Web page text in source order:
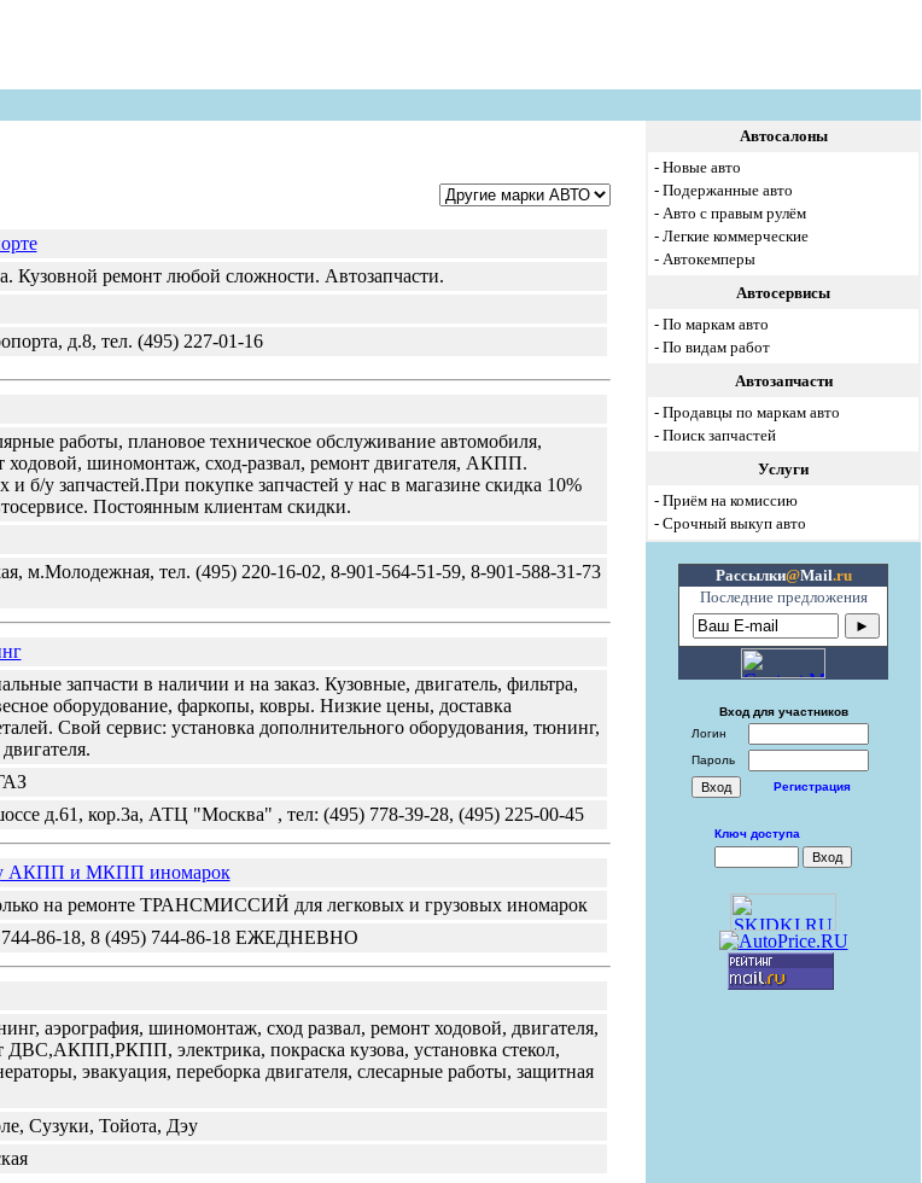
Кузовной ремонт любой сложности. Автозапчасти.
д.8, тел. (495) 227-01-16
работы, плановое техническое обслуживание автомобиля,
ходовой, шиномонтаж, сход-развал, ремонт двигателя, АКПП.
б/у запчастей.При покупке запчастей у нас в магазине скидка 10%
Постоянным клиентам скидки.
м.Молодежная, тел. (495) 220-16-02, 8-901-564-51-59, 8-901-588-31-73
запчасти в наличии и на заказ. Кузовные, двигатель, фильтра,
оборудование, фаркопы, ковры. Низкие цены, доставка
Свой сервис: установка дополнительного оборудования, тюнинг,
д.61, кор.3а, АТЦ "Москва" , тел: (495) 778-39-28, (495) 225-00-45
АКПП и МКПП иномарок
на ремонте ТРАНСМИССИЙ для легковых и грузовых иномарок
744-86-18, 8 (495) 744-86-18 ЕЖЕДНЕВНО
аэрография, шиномонтаж, сход развал, ремонт ходовой, двигателя,
ДВС,АКПП,РКПП, электрика, покраска кузова, установка стекол,
эвакуация, переборка двигателя, слесарные работы, защитная
Сузуки, Тойота, Дэу
Автосалоны
- Новые авто
- Подержанные авто
- Авто с правым рулём
- Легкие коммерческие
- Автокемперы
Автосервисы
- По маркам авто
- По видам работ
Автозапчасти
- Продавцы по маркам авто
- Поиск запчастей
Услуги
- Приём на комиссию
- Срочный выкуп авто
Рассылки@Mail.ru
Последние предложения
Вход для участников
Логин
Пароль
Регистрация
Ключ доступа